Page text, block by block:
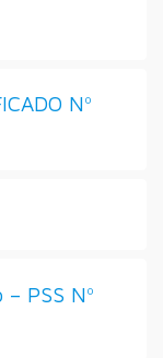
Nº
PSS Nº